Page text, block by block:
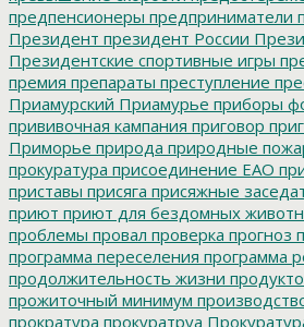
предпенсионеры предприниматели
Президент президент России
Президентские спортивные игры
премия препараты преступление
Приамурский Приамурье приборы
прививочная кампания приговор
Приморье природа природные
прокуратура присоединение ЕАО
приставы присяга присяжные
приют приют для бездомных
проблемы провал проверка прогноз
программа переселения программа
продолжительность жизни
прожиточный минимум
прократура прокуратруа